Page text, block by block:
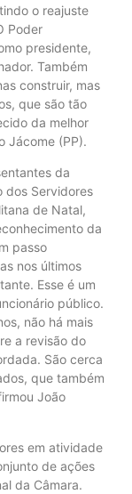
o reajuste
Poder
presidente,
Também
construir, mas
que são tão
da melhor
Jácome (PP).
da
dos Servidores
de Natal,
da
passo
nos últimos
Esse é um
público.
não há mais
a revisão do
São cerca
que também
João
em atividade
de ações
da Câmara.